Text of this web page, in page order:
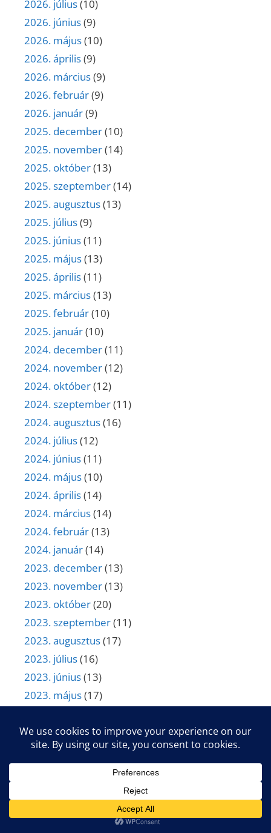
2026. július(10)
2026. június(9)
2026. május(10)
2026. április(9)
2026. március(9)
2026. február(9)
2026. január(9)
2025. december(10)
2025. november(14)
2025. október(13)
2025. szeptember(14)
2025. augusztus(13)
2025. július(9)
2025. június(11)
2025. május(13)
2025. április(11)
2025. március(13)
2025. február(10)
2025. január(10)
2024. december(11)
2024. november(12)
2024. október(12)
2024. szeptember(11)
2024. augusztus(16)
2024. július(12)
2024. június(11)
2024. május(10)
2024. április(14)
2024. március(14)
2024. február(13)
2024. január(14)
2023. december(13)
2023. november(13)
2023. október(20)
2023. szeptember(11)
2023. augusztus(17)
2023. július(16)
2023. június(13)
2023. május(17)
2023. március (17)
2023. február(17)
2023. január(12)
2022. november(13)
2022. október(14)